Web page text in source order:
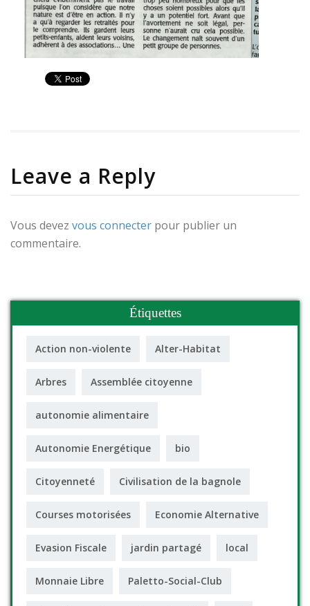
Leave a Reply
Vous devez vous connecter pour publier un
commentaire.
Étiquettes
Action non-violente Alter-Habitat
Arbres Assemblée citoyenne
autonomie alimentaire
Autonomie Energétique bio
Citoyenneté Civilisation de la bagnole
Courses motorisées Economie Alternative
Evasion Fiscale jardin partagé local
Monnaie Libre Paletto-Social-Club